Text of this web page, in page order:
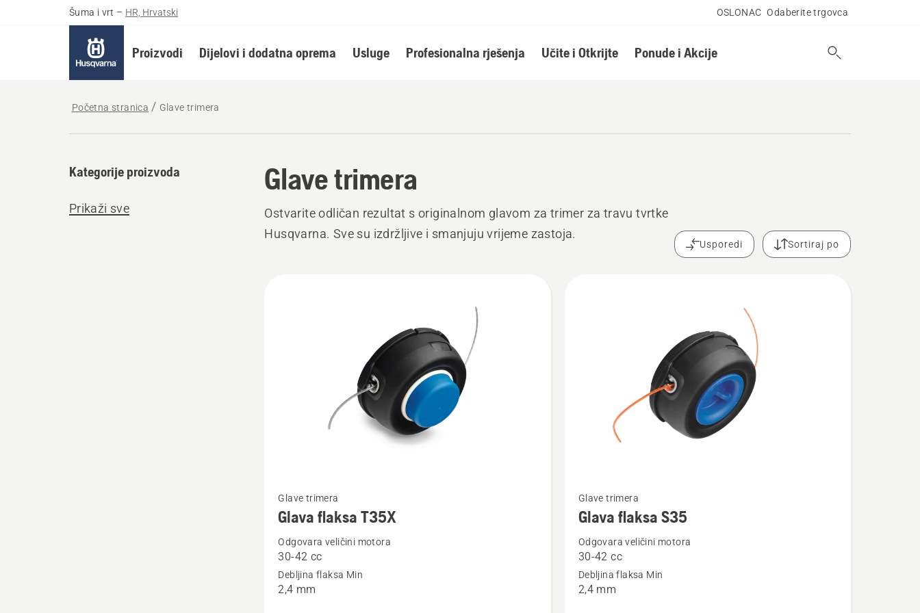
Šuma i vrt – HR, Hrvatski OSLONAC Odaberite trgovca
Proizvodi Dijelovi i dodatna oprema Usluge Profesionalna rješenja Učite i Otkrijte Ponude i Akcije
Početna stranica Glave trimera
Glave trimera
Kategorije proizvoda
Prikaži sve
Ostvarite odličan rezultat s originalnom glavom za trimer za travu tvrtke
Husqvarna. Sve su izdržljive i smanjuju vrijeme zastoja.
Usporedi Sortiraj po
više
detalja
flaksa
Glave trimera
Glava flaksa T35X
Odgovara veličini motora
30-42 cc
Debljina flaksa Min
2,4 mm
više
detalja
flaksa
Glave trimera
Glava flaksa S35
Odgovara veličini motora
30-42 cc
Debljina flaksa Min
2,4 mm